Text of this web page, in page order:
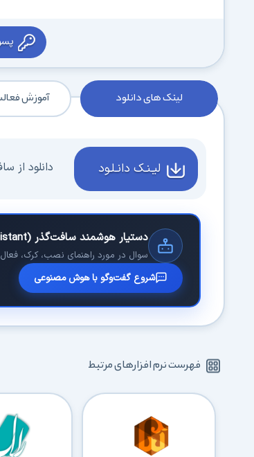
لینک های دانلود آموزش
لیـنـک دانـلـود دانلود از
دستیار هوشمند سافت‌گذر (AI Assistant)
سوال در مورد راهنمای نصب، کرک،
شروع گفت‌وگو با هوش مصنوعی
فهرست نرم افزارهای مرتبط